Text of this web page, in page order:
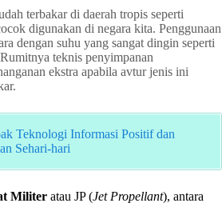
terbakar di daerah tropis seperti
digunakan di negara kita. Penggunaan
dengan suhu yang sangat dingin seperti
teknis penyimpanan
ekstra apabila avtur jenis ini
Teknologi Informasi Positif dan
Sehari-hari
Militer atau JP (Jet Propellant), antara